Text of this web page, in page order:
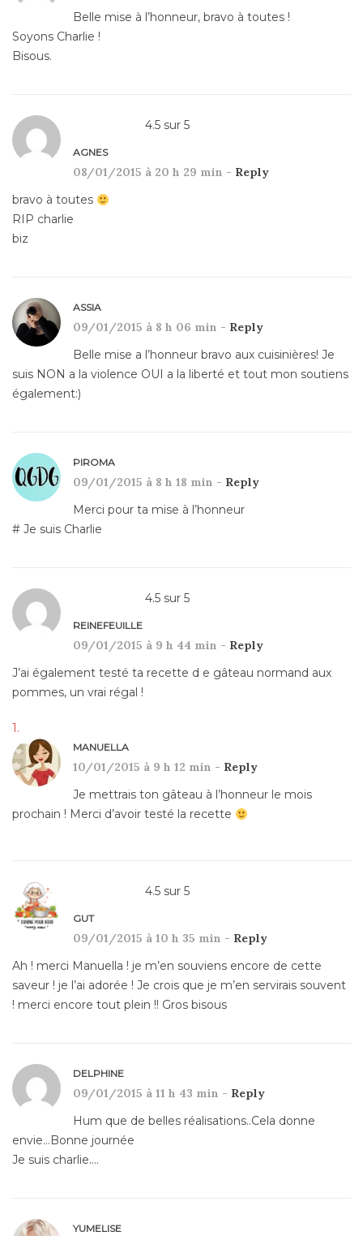
Belle mise à l’honneur, bravo à toutes !
Soyons Charlie !
Bisous.
4.5 sur 5
AGNES
08/01/2015 à 20 h 29 min - Reply
bravo à toutes
RIP charlie
biz
ASSIA
09/01/2015 à 8 h 06 min - Reply
Belle mise a l’honneur bravo aux cuisinières! Je
suis NON a la violence OUI a la liberté et tout mon soutiens
également:)
PIROMA
09/01/2015 à 8 h 18 min - Reply
Merci pour ta mise à l’honneur
# Je suis Charlie
4.5 sur 5
REINEFEUILLE
09/01/2015 à 9 h 44 min - Reply
J’ai également testé ta recette d e gâteau normand aux
pommes, un vrai régal !
MANUELLA
10/01/2015 à 9 h 12 min - Reply
Je mettrais ton gâteau à l’honneur le mois
prochain ! Merci d’avoir testé la recette
4.5 sur 5
GUT
09/01/2015 à 10 h 35 min - Reply
Ah ! merci Manuella ! je m’en souviens encore de cette
saveur ! je l’ai adorée ! Je crois que je m’en servirais souvent
! merci encore tout plein !! Gros bisous
DELPHINE
09/01/2015 à 11 h 43 min - Reply
Hum que de belles réalisations..Cela donne
envie…Bonne journée
Je suis charlie….
YUMELISE